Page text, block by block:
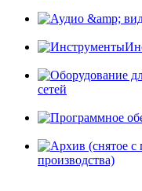
сетей
производства)